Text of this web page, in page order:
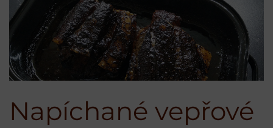
Napíchané vepřové